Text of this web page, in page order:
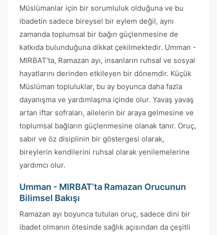
Müslümanlar için bir sorumluluk olduğuna ve bu
ibadetin sadece bireysel bir eylem değil, aynı
zamanda toplumsal bir bağın güçlenmesine de
katkıda bulunduğuna dikkat çekilmektedir. Umman -
MIRBAT’ta, Ramazan ayı, insanların ruhsal ve sosyal
hayatlarını derinden etkileyen bir dönemdir. Küçük
Müslüman topluluklar, bu ay boyunca daha fazla
dayanışma ve yardımlaşma içinde olur. Yavaş yavaş
artan iftar sofraları, ailelerin bir araya gelmesine ve
toplumsal bağların güçlenmesine olanak tanır. Oruç,
sabır ve öz disiplinin bir göstergesi olarak,
bireylerin kendilerini ruhsal olarak yenilemelerine
yardımcı olur.
Umman - MIRBAT’ta Ramazan Orucunun
Bilimsel Bakışı
Ramazan ayı boyunca tutulan oruç, sadece dini bir
ibadet olmanın ötesinde sağlık açısından da çeşitli